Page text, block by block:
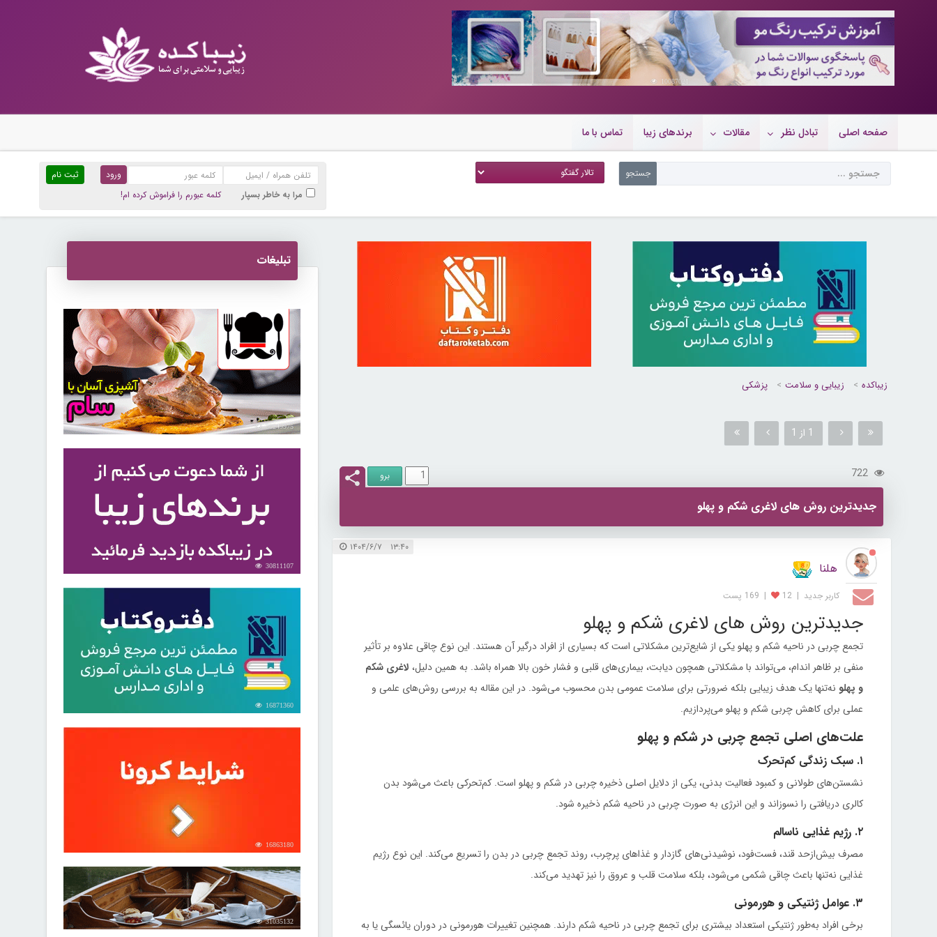
10087021
صفحه اصلی تبادل نظر مقالات برندهای زیبا تماس با ما
ثبت نام
مرا به خاطر بسپار
کلمه عبورم را فراموش کرده ام!
زیباکده زیبایی و سلامت پزشکی
1 از 1
722
جدیدترین روش های لاغری شکم و پهلو
۱۳:۴۰ ۱۴۰۴/۶/۷
هلنا
کاربر جديد |
12
| 169 پست
جدیدترین روش های لاغری شکم و پهلو
تجمع چربی در ناحیه شکم و پهلو یکی از شایع‌ترین مشکلاتی است که بسیاری از افراد درگیر آن هستند. این نوع چاقی علاوه بر تأثیر
منفی بر ظاهر اندام، می‌تواند با مشکلاتی همچون دیابت، بیماری‌های قلبی و فشار خون بالا همراه باشد. به همین دلیل، لاغری شکم
و پهلو نه‌تنها یک هدف زیبایی بلکه ضرورتی برای سلامت عمومی بدن محسوب می‌شود. در این مقاله به بررسی روش‌های علمی و
عملی برای کاهش چربی شکم و پهلو می‌پردازیم.
علت‌های اصلی تجمع چربی در شکم و پهلو
۱. سبک زندگی کم‌تحرک
نشستن‌های طولانی و کمبود فعالیت بدنی، یکی از دلایل اصلی ذخیره چربی در شکم و پهلو است. کم‌تحرکی باعث می‌شود بدن
کالری دریافتی را نسوزاند و این انرژی به صورت چربی در ناحیه شکم ذخیره شود.
۲. رژیم غذایی ناسالم
مصرف بیش‌ازحد قند، فست‌فود، نوشیدنی‌های گازدار و غذاهای پرچرب، روند تجمع چربی در بدن را تسریع می‌کند. این نوع رژیم
غذایی نه‌تنها باعث چاقی شکمی می‌شود، بلکه سلامت قلب و عروق را نیز تهدید می‌کند.
۳. عوامل ژنتیکی و هورمونی
برخی افراد به‌طور ژنتیکی استعداد بیشتری برای تجمع چربی در ناحیه شکم دارند. همچنین تغییرات هورمونی در دوران یائسگی یا به
تبلیغات
30249975
30811107
16871360
16863180
31035132